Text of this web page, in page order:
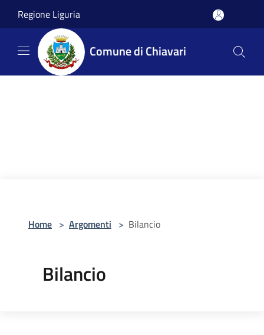
Regione Liguria
Comune di Chiavari
Home > Argomenti > Bilancio
Bilancio